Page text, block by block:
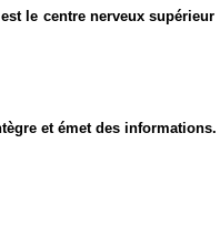
le centre nerveux
et émet des informations.